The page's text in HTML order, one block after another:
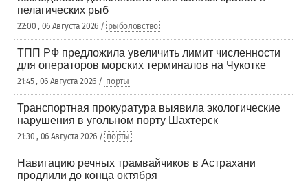
пелагических рыб
22:00 , 06 Августа 2026 / рыболовство
ТПП РФ предложила увеличить лимит численности
для операторов морских терминалов на Чукотке
21:45 , 06 Августа 2026 / порты
Транспортная прокуратура выявила экологические
нарушения в угольном порту Шахтерск
21:30 , 06 Августа 2026 / порты
Навигацию речных трамвайчиков в Астрахани
продлили до конца октября